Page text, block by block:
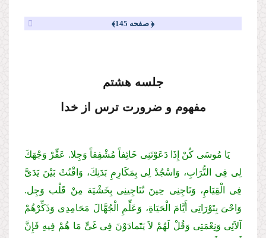
﴿ صفحه 145﴾
جلسه هشتم
مفهوم و ضرورت ترس از خدا
یَا مُوسَى كُنْ إِذَا دَعَوْتَنِی خَائِفاً مُشْفِقاً وَجِلا. عَفِّرْ وَجْهَكَ
لِی فِی التُّرَابِ، وَاسْجُدْ لِی بِمَكَارِمِ بَدَنِكَ، وَاقْنُتْ بَیْنَ یَدَیَّ
فِی الْقِیَامِ، وَنَاجِنِی حِینَ تُنَاجِینِی بِخَشْیَة مِنْ قَلْب وَجِل.
وَاحْیَ بِتَوْرَاتِی أَیَّامَ الْحَیَاةِ، وَعَلِّمِ الْجُهَّالَ مَحَامِدِی وَذَكِّرْهُمْ
آلاَئِی وَنِعْمَتِی وَقُلْ لَهُمْ لاَ یَتََمادَوْنَ فِی غَیٍّ مَا هُمْ فِیهِ فَإِنَّ